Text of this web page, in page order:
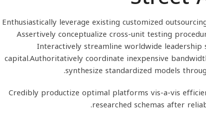
Enthusiastically leverage existing customized
Assertively conceptualize cross-unit testing
Interactively streamline worldwide
capital.Authoritatively coordinate inexpensive
synthesize standardized models
Credibly productize optimal platforms vis-a-vis
researched schemas after